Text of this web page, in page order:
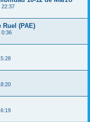
22:37
Ruel (PAE)
0:36